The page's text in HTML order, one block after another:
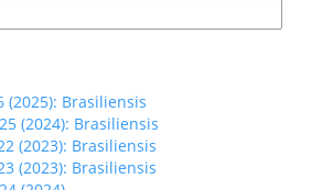
(2025): Brasiliensis
(2024): Brasiliensis
(2023): Brasiliensis
(2023): Brasiliensis